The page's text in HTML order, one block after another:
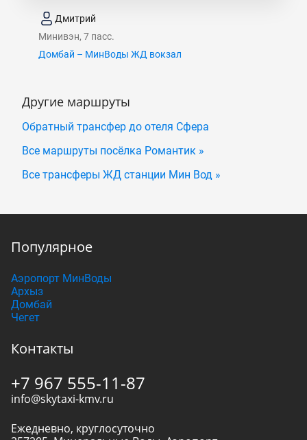
Дмитрий
Минивэн, 7 пасс.
Домбай – МинВоды ЖД вокзал
Другие маршруты
Обратный трансфер до отеля Сфера
Все маршруты посёлка Романтик »
Все трансферы ЖД станции Мин Вод »
Популярное
Аэропорт МинВоды
Архыз
Домбай
Чегет
Контакты
+7 967 555-11-87
info@skytaxi-kmv.ru
Ежедневно, круглосуточно